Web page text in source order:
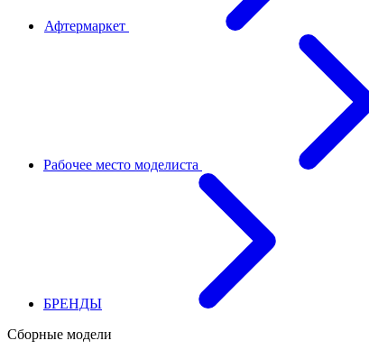
Афтермаркет
Рабочее место моделиста
БРЕНДЫ
Сборные модели